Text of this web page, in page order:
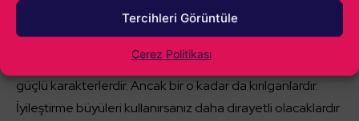
Tercihleri Görüntüle
Çerez Politikası
uygun sınıf Haydut olacaktır.
ise çılgınlar gibi hasar taşıyan ve inanılmaz
güçlü karakterlerdir. Ancak bir o kadar da kırılganlardır.
İyileştirme büyüleri kullanırsanız daha dirayetli olacaklardır